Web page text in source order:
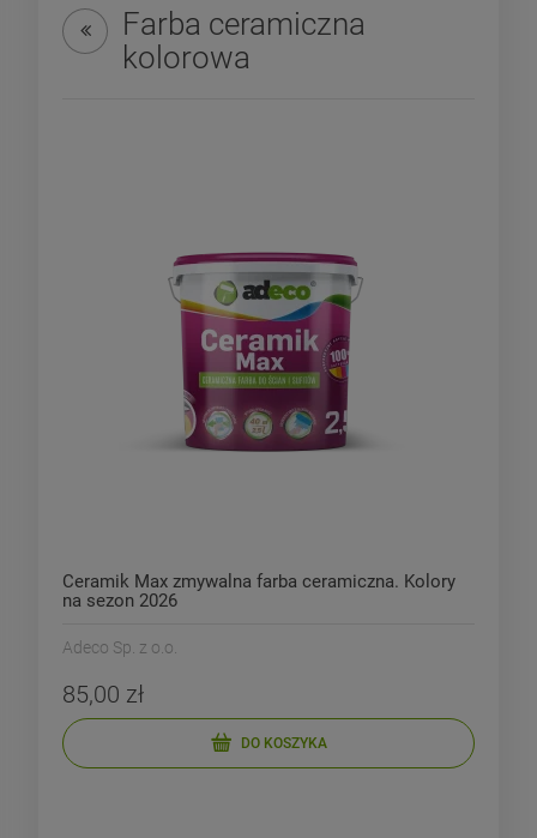
Promocja na białą farbę
silikonową na elewację
Fasada Perfekt 10 L
189,00 zł
Wiaderko 10L farby
Ceramik Max. Promocja!
Cena regularna:
Farba ceramiczna
kolorowa
Ceramik Max zmywalna farba ceramiczna. Kolory
na sezon 2026
Adeco Sp. z o.o.
85,00 zł
DO KOSZYKA